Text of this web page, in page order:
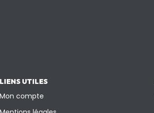
LIENS UTILES
Mon compte